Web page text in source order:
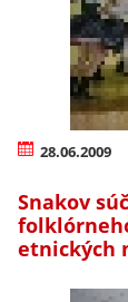
28.06.2009
Snakov
etnických